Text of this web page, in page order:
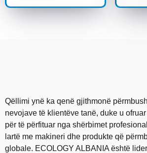
Qëllimi ynë ka qenë gjithmonë
nevojave të klientëve tanë, duke u
për të përfituar nga shërbimet
lartë me makineri dhe produkte që
globale. ECOLOGY ALBANIA është